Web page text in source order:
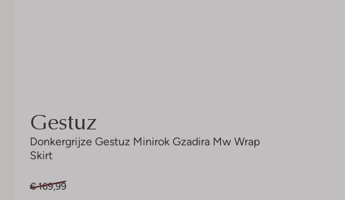
Gestuz
Donkergrijze Gestuz Minirok Gzadira Mw Wrap
Skirt
€ 169,99